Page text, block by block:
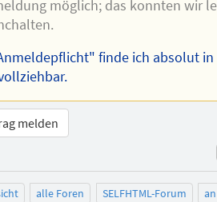
möglich; das konnten wir
finde ich absolut
melden
alle Foren SELFHTML-Forum